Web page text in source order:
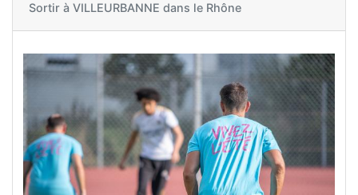
Sortir à VILLEURBANNE dans le Rhône